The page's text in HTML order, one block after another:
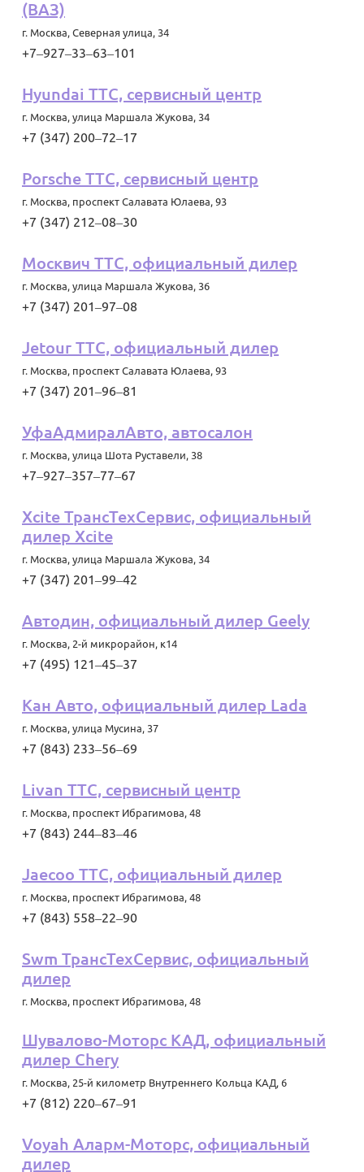
(ВАЗ)
г. Москва, Северная улица, 34
+7‒927‒33‒63‒101
Hyundai ТТС, сервисный центр
г. Москва, улица Маршала Жукова, 34
+7 (347) 200‒72‒17
Porsche ТТС, сервисный центр
г. Москва, проспект Салавата Юлаева, 93
+7 (347) 212‒08‒30
Москвич ТТС, официальный дилер
г. Москва, улица Маршала Жукова, 36
+7 (347) 201‒97‒08
Jetour ТТС, официальный дилер
г. Москва, проспект Салавата Юлаева, 93
+7 (347) 201‒96‒81
УфаАдмиралАвто, автосалон
г. Москва, улица Шота Руставели, 38
+7‒927‒357‒77‒67
Xcite ТрансТехСервис, официальный
дилер Xcite
г. Москва, улица Маршала Жукова, 34
+7 (347) 201‒99‒42
Автодин, официальный дилер Geely
г. Москва, 2-й микрорайон, к14
+7 (495) 121‒45‒37
Кан Авто, официальный дилер Lada
г. Москва, улица Мусина, 37
+7 (843) 233‒56‒69
Livan ТТС, сервисный центр
г. Москва, проспект Ибрагимова, 48
+7 (843) 244‒83‒46
Jaecoo ТТС, официальный дилер
г. Москва, проспект Ибрагимова, 48
+7 (843) 558‒22‒90
Swm ТрансТехСервис, официальный
дилер
г. Москва, проспект Ибрагимова, 48
Шувалово-Моторс КАД, официальный
дилер Chery
г. Москва, 25-й километр Внутреннего Кольца КАД, 6
+7 (812) 220‒67‒91
Voyah Аларм-Моторс, официальный
дилер